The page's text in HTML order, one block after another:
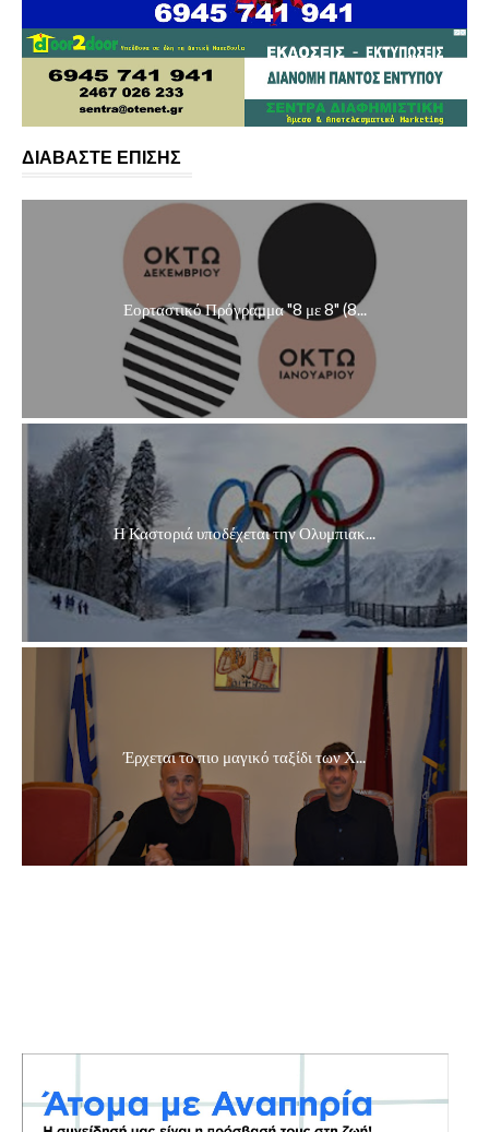
ΔΙΑΒΑΣΤΕ ΕΠΙΣΗΣ
Εορταστικό Πρόγραμμα "8 με 8" (8...
Η Καστοριά υποδέχεται την Ολυμπιακ...
Έρχεται το πιο μαγικό ταξίδι των Χ...